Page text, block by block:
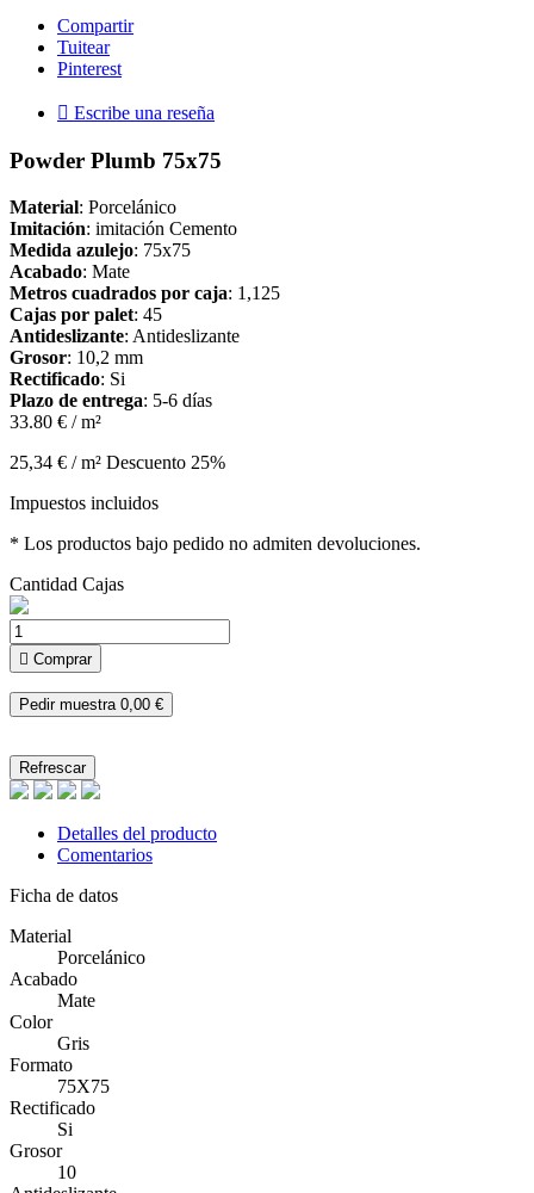
Compartir
Tuitear
Pinterest
 Escribe una reseña
Powder Plumb 75x75
Material: Porcelánico
Imitación: imitación Cemento
Medida azulejo: 75x75
Acabado: Mate
Metros cuadrados por caja: 1,125
Cajas por palet: 45
Antideslizante: Antideslizante
Grosor: 10,2 mm
Rectificado: Si
Plazo de entrega: 5-6 días
33.80 € / m²
25,34 € / m² Descuento 25%
Impuestos incluidos
* Los productos bajo pedido no admiten devoluciones.
Cantidad Cajas
 Comprar
Pedir muestra 0,00 €
Detalles del producto
Comentarios
Ficha de datos
Material
Porcelánico
Acabado
Mate
Color
Gris
Formato
75X75
Rectificado
Si
Grosor
10